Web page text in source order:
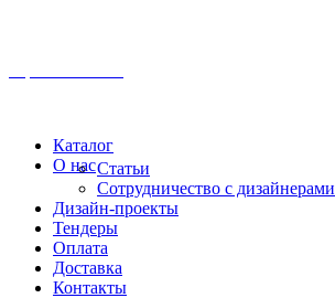
Каталог
О насСтатьи
Сотрудничество с дизайнерами
Дизайн-проекты
Тендеры
Оплата
Доставка
Контакты